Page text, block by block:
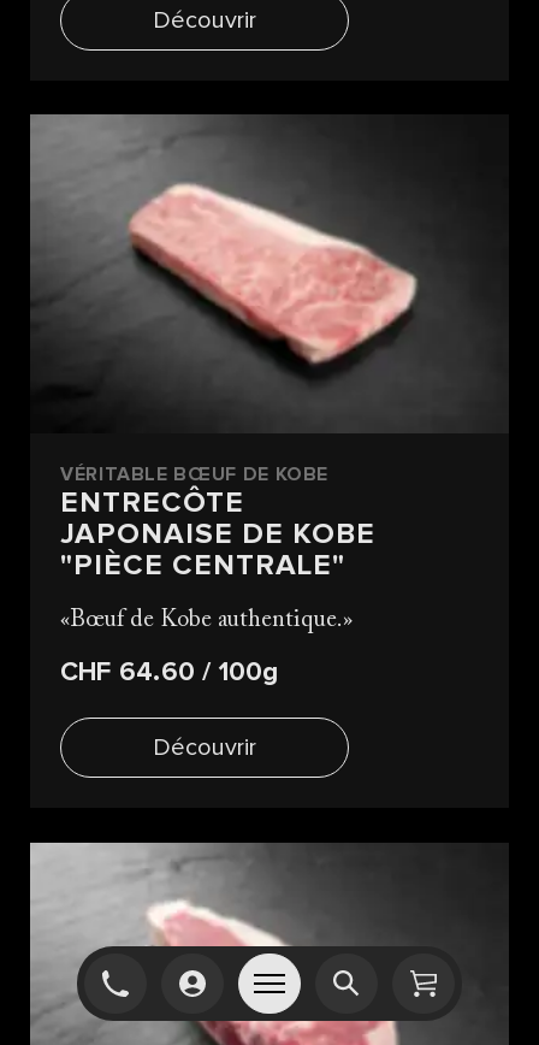
Découvrir
VÉRITABLE BŒUF DE KOBE
ENTRECÔTE
JAPONAISE DE KOBE
"PIÈCE CENTRALE"
Bœuf de Kobe authentique.
CHF 64.60/ 100g
Découvrir